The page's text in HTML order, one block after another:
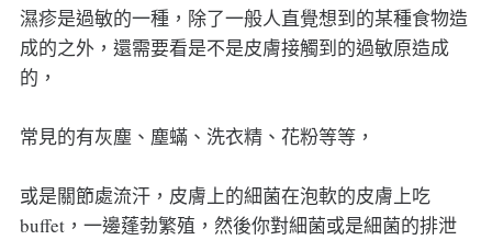
濕疹是過敏的一種，除了一般人直覺想到的某種食物造
成的之外，還需要看是不是皮膚接觸到的過敏原造成
的，
常見的有灰塵、塵蟎、洗衣精、花粉等等，
或是關節處流汗，皮膚上的細菌在泡軟的皮膚上吃
buffet，一邊蓬勃繁殖，然後你對細菌或是細菌的排泄